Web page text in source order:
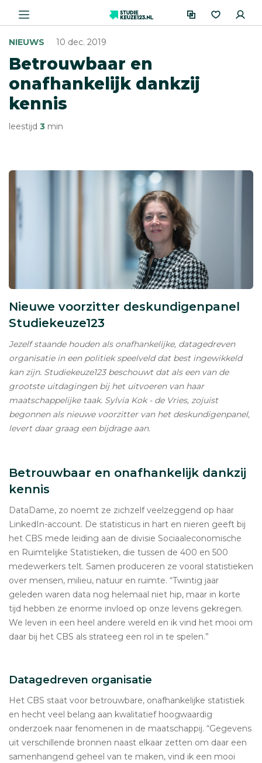
Betrouwbaar en
onafhankelijk dankzij
kennis
NIEUWS 10 dec. 2019
leestijd 3 min
Nieuwe voorzitter deskundigenpanel
Studiekeuze123
Jezelf staande houden als onafhankelijke, datagedreven
organisatie in een politiek speelveld dat best ingewikkeld
kan zijn. Studiekeuze123 beschouwt dat als een van de
grootste uitdagingen bij het uitvoeren van haar
maatschappelijke taak. Sylvia Kok - de Vries, zojuist
begonnen als nieuwe voorzitter van het deskundigenpanel,
levert daar graag een bijdrage aan.
Betrouwbaar en onafhankelijk dankzij
kennis
DataDame, zo noemt ze zichzelf veelzeggend op haar
LinkedIn-account. De statisticus in hart en nieren geeft bij
het CBS mede leiding aan de divisie Sociaaleconomische
en Ruimtelijke Statistieken, die tussen de 400 en 500
medewerkers telt. Samen produceren ze vooral statistieken
over mensen, milieu, natuur en ruimte. “Twintig jaar
geleden waren data nog helemaal niet hip, maar in korte
tijd hebben ze enorme invloed op onze levens gekregen.
We leven in een heel andere wereld en ik vind het mooi om
daar bij het CBS als strateeg een rol in te spelen.”
Datagedreven organisatie
Het CBS staat voor betrouwbare, onafhankelijke statistiek
en hecht veel belang aan kwalitatief hoogwaardig
onderzoek naar fenomenen in de maatschappij. “Gegevens
uit verschillende bronnen naast elkaar zetten om daar een
samenhangend geheel van te maken, vind ik een mooi